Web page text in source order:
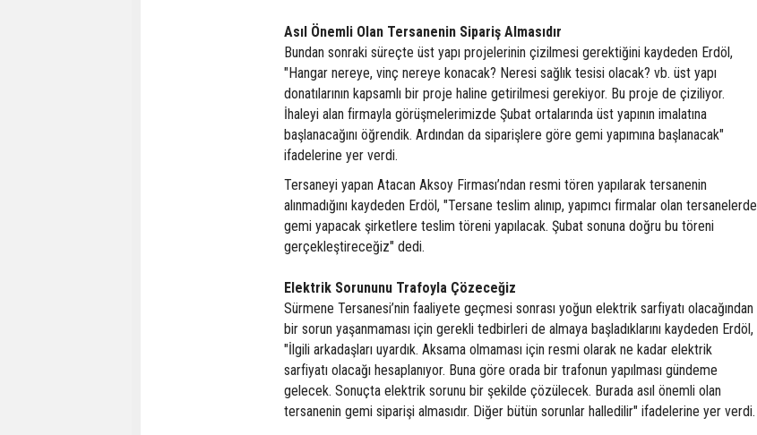
Asıl Önemli Olan Tersanenin Sipariş Almasıdır
Bundan sonraki süreçte üst yapı projelerinin çizilmesi gerektiğini kaydeden Erdöl,
"Hangar nereye, vinç nereye konacak? Neresi sağlık tesisi olacak? vb. üst yapı
donatılarının kapsamlı bir proje haline getirilmesi gerekiyor. Bu proje de çiziliyor.
İhaleyi alan firmayla görüşmelerimizde Şubat ortalarında üst yapının imalatına
başlanacağını öğrendik. Ardından da siparişlere göre gemi yapımına başlanacak"
ifadelerine yer verdi.
Tersaneyi yapan Atacan Aksoy Firması’ndan resmi tören yapılarak tersanenin
alınmadığını kaydeden Erdöl, "Tersane teslim alınıp, yapımcı firmalar olan tersanelerde
gemi yapacak şirketlere teslim töreni yapılacak. Şubat sonuna doğru bu töreni
gerçekleştireceğiz" dedi.
Elektrik Sorununu Trafoyla Çözeceğiz
Sürmene Tersanesi’nin faaliyete geçmesi sonrası yoğun elektrik sarfiyatı olacağından
bir sorun yaşanmaması için gerekli tedbirleri de almaya başladıklarını kaydeden Erdöl,
"İlgili arkadaşları uyardık. Aksama olmaması için resmi olarak ne kadar elektrik
sarfiyatı olacağı hesaplanıyor. Buna göre orada bir trafonun yapılması gündeme
gelecek. Sonuçta elektrik sorunu bir şekilde çözülecek. Burada asıl önemli olan
tersanenin gemi siparişi almasıdır. Diğer bütün sorunlar halledilir" ifadelerine yer verdi.